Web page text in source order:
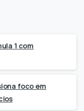
1 com
foco em